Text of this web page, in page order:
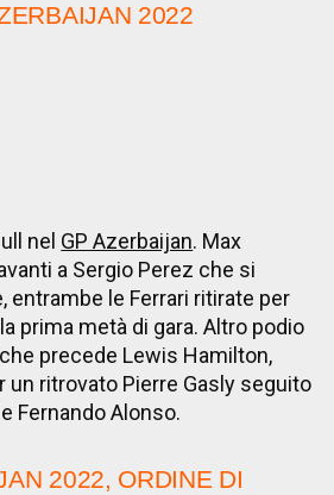
2022
nel GP Azerbaijan. Max
a Sergio Perez che si
entrambe le Ferrari ritirate per
prima metà di gara. Altro podio
precede Lewis Hamilton,
un ritrovato Pierre Gasly seguito
Fernando Alonso.
2022, ORDINE DI